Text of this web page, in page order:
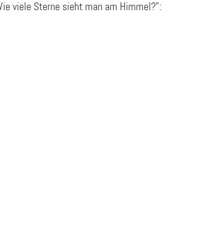
viele Sterne sieht man am Himmel?":